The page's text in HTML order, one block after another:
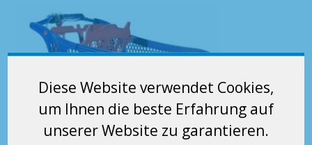
Diese Website verwendet Cookies,
um Ihnen die beste Erfahrung auf
unserer Website zu garantieren.